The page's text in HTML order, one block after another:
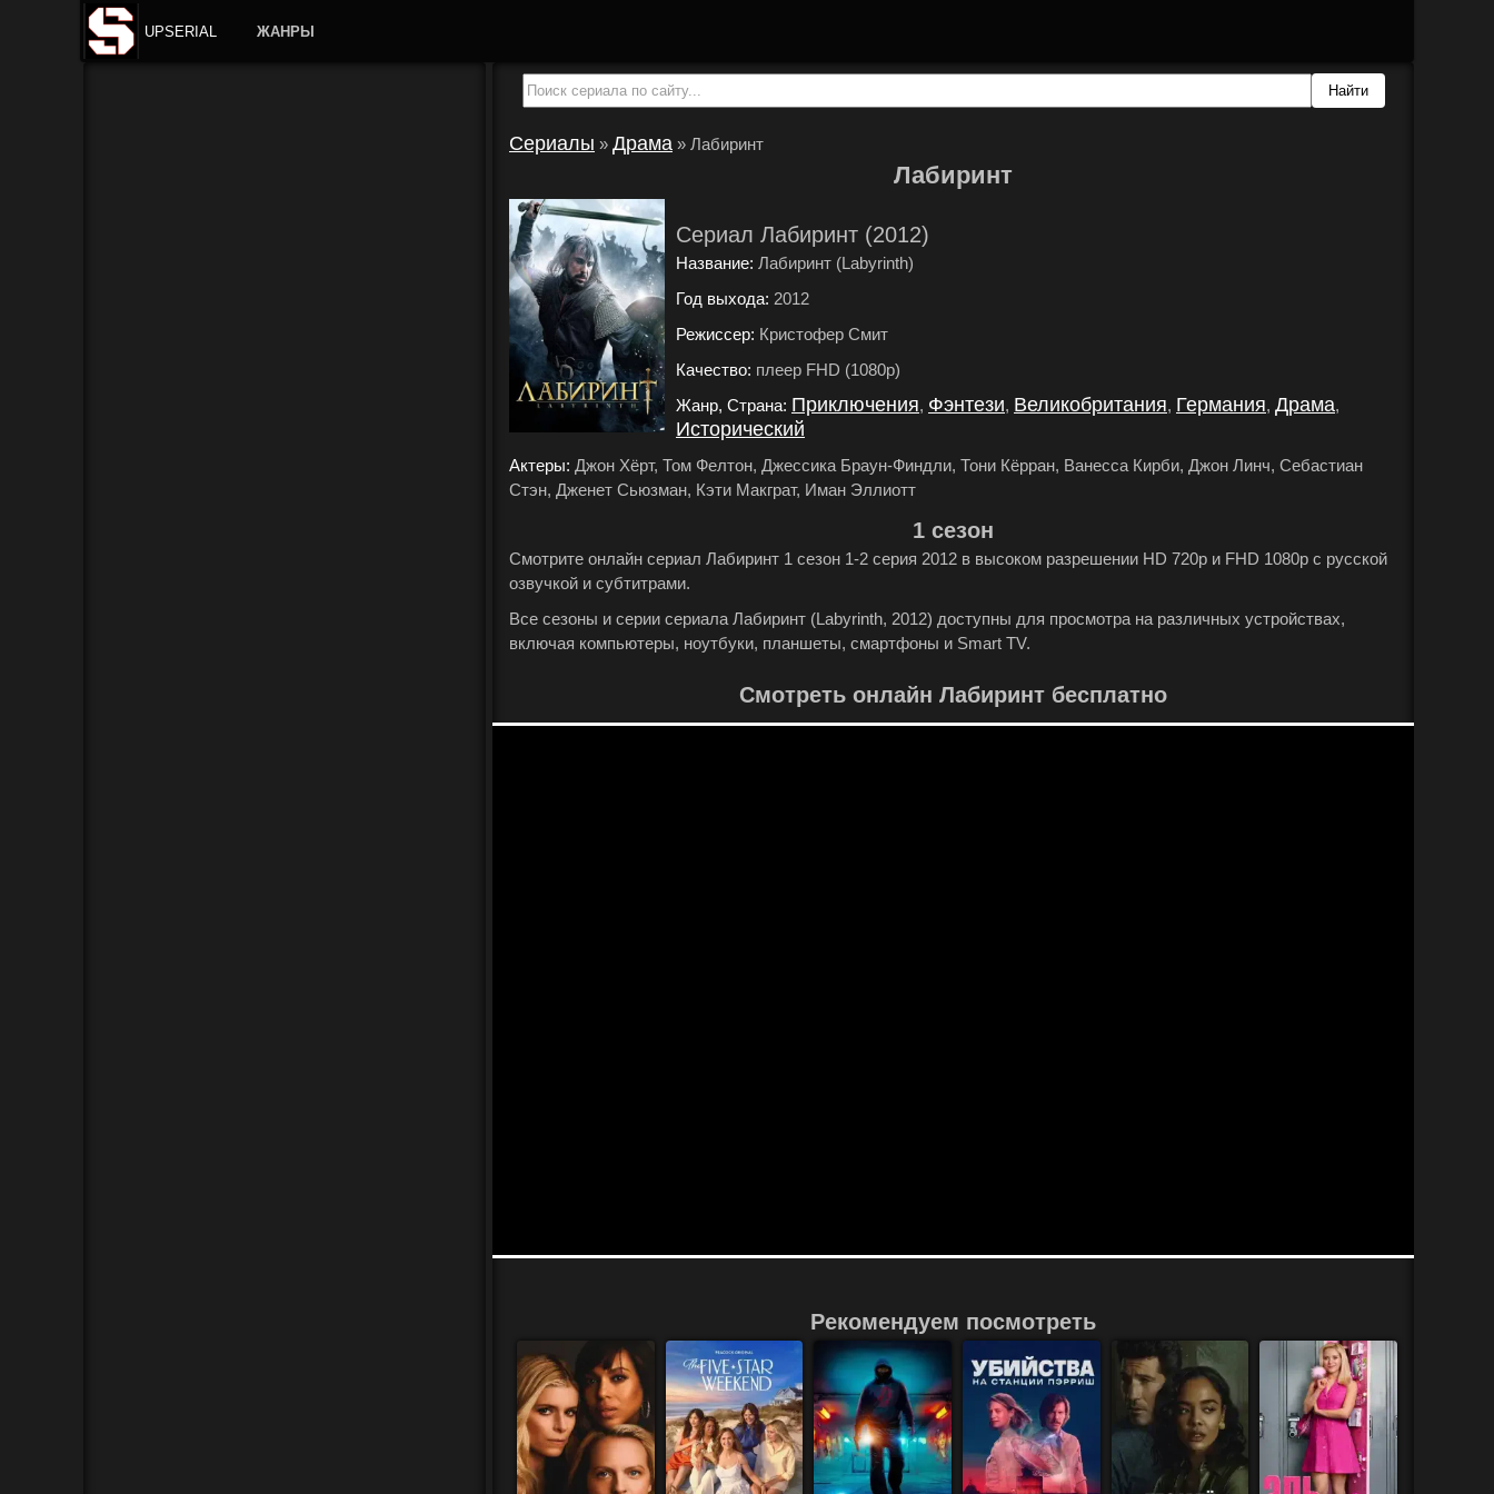
UPSERIAL ЖАНРЫ
Сериалы » Драма » Лабиринт
Лабиринт
Сериал Лабиринт (2012)
Название: Лабиринт (Labyrinth)
Год выхода: 2012
Режиссер: Кристофер Смит.
Качество: плеер FHD (1080p)
Жанр, Страна: Приключения, Фэнтези, Великобритания, Германия, Драма,
Исторический
Актеры: Джон Хёрт, Том Фелтон, Джессика Браун-Финдли, Тони Кёрран, Ванесса Кирби, Джон Линч, Себастиан
Стэн, Дженет Сьюзман, Кэти Макграт, Иман Эллиотт.
1 сезон
Смотрите онлайн сериал Лабиринт 1 сезон 1-2 серия 2012 в высоком разрешении HD 720p и FHD 1080p с русской
озвучкой и субтитрами.
Все сезоны и серии сериала Лабиринт (Labyrinth, 2012) доступны для просмотра на различных устройствах,
включая компьютеры, ноутбуки, планшеты, смартфоны и Smart TV.
Смотреть онлайн Лабиринт бесплатно
Рекомендуем посмотреть